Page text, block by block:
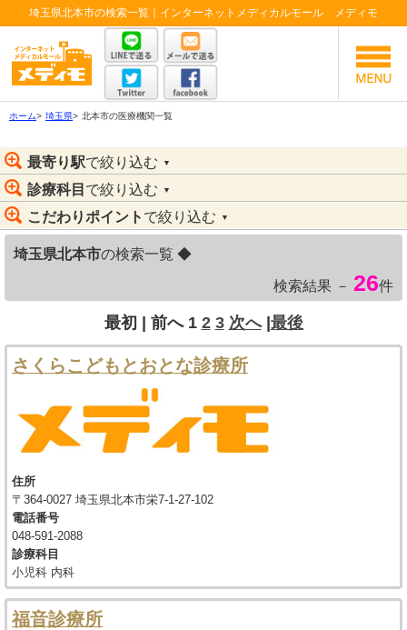
埼玉県北本市の検索一覧｜インターネットメディカルモール メディモ
ホーム> 埼玉県> 北本市の医療機関一覧
最寄り駅で絞り込む ▼
診療科目 で絞り込む ▼
こだわりポイント で絞り込む ▼
埼玉県北本市の検索一覧 ◆
検索結果 － 26件
最初 | 前へ 1 2 3 次へ|最後
さくらこどもとおとな診療所
住所
〒364-0027 埼玉県北本市栄7-1-27-102
電話番号
048-591-2088
診療科目
小児科 内科
福音診療所